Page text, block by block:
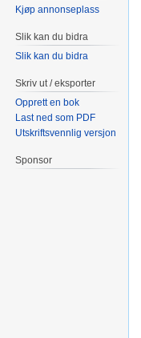
Kjøp annonseplass
Slik kan du bidra
Slik kan du bidra
Skriv ut / eksporter
Opprett en bok
Last ned som PDF
Utskriftsvennlig versjon
Sponsor